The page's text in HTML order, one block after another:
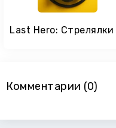
Комментарии (0)